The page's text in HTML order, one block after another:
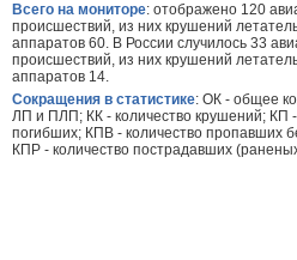
Всего на мониторе: отображено 120
происшествий, из них крушений
аппаратов 60. В России случилось 33
происшествий, из них крушений
аппаратов 14.
Сокращения в статистике: ОК - общее
ЛП и ПЛП; КК - количество крушений; КП -
погибших; КПВ - количество пропавших
КПР - количество пострадавших